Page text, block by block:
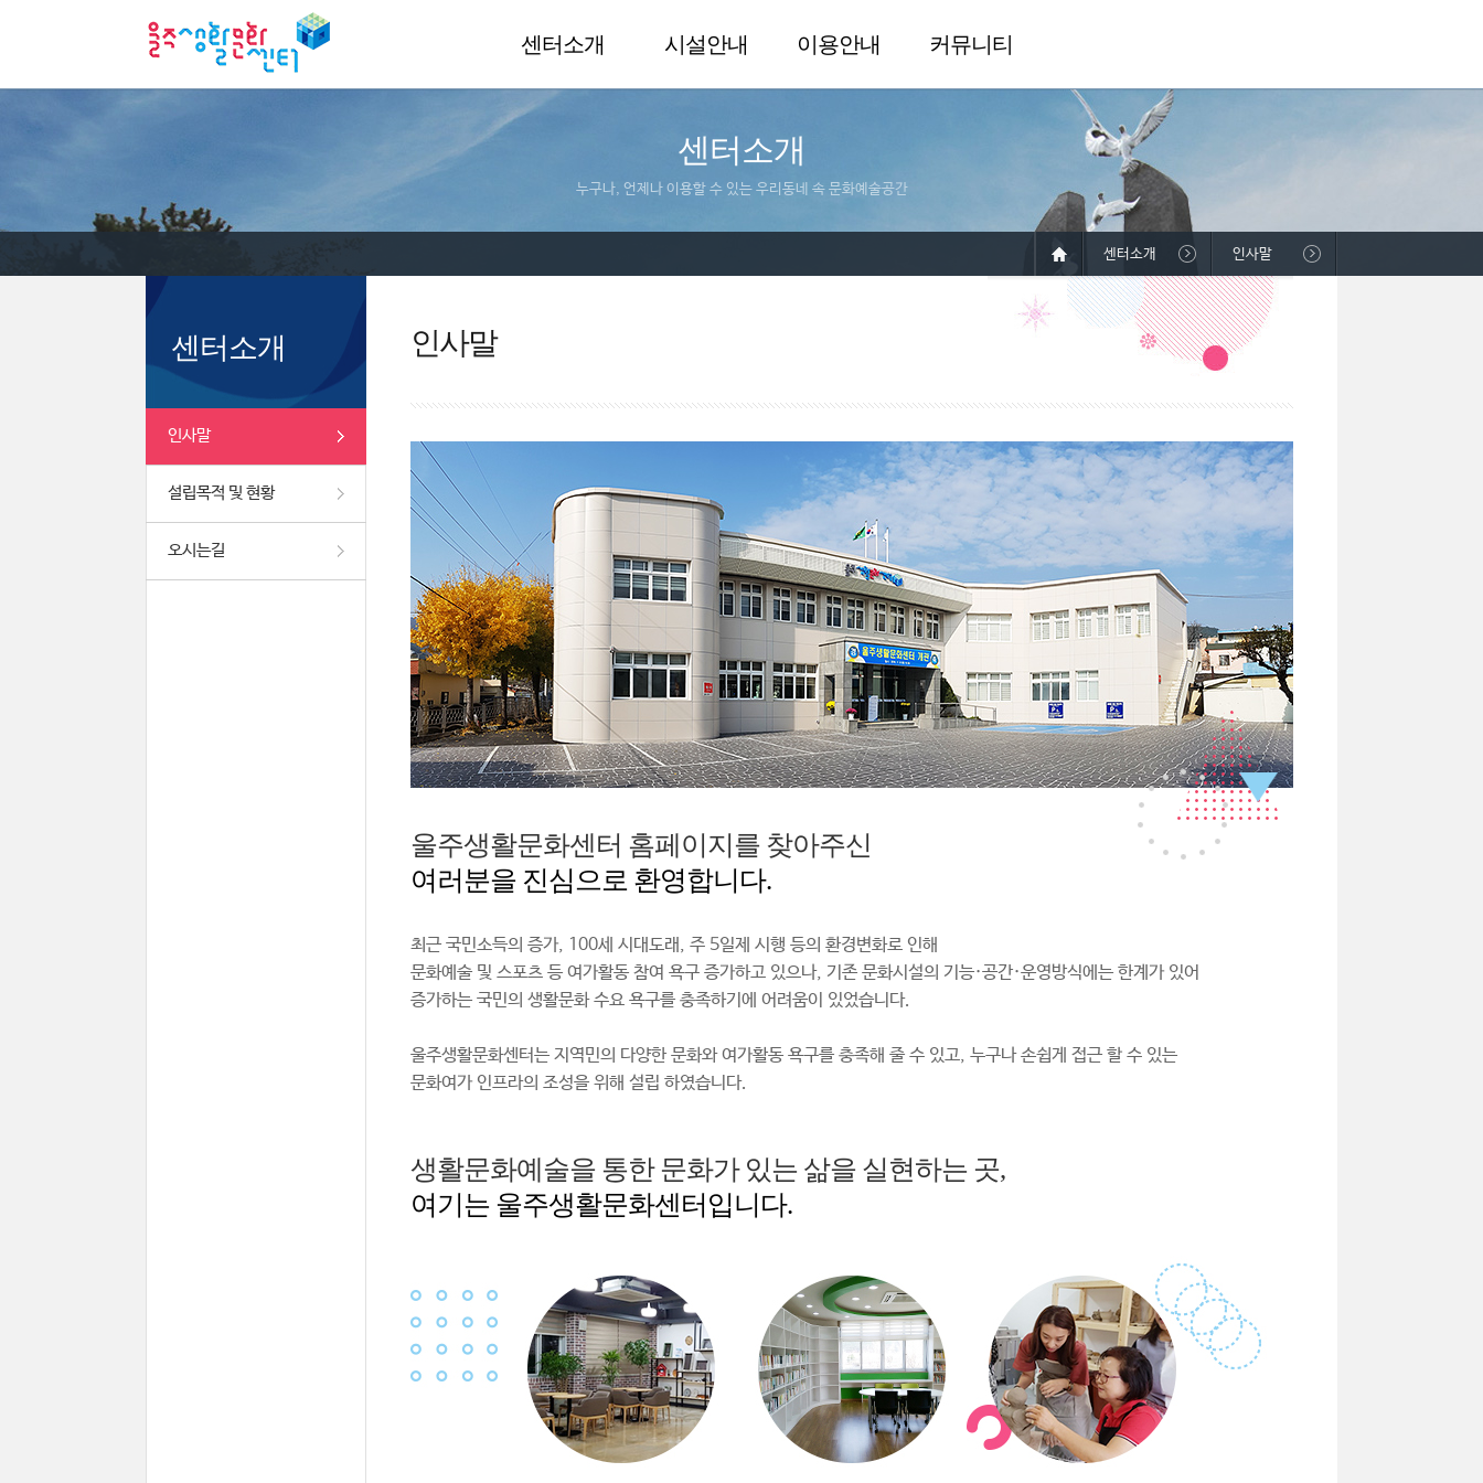
센터소개 시설안내 이용안내 커뮤니티
센터소개
누구나, 언제나 이용할 수 있는 우리동네 속 문화예술공간
센터소개
인사말
설립목적 및 현황
오시는길
센터소개 인사말
인사말
울주생활문화센터 홈페이지를 찾아주신
여러분을 진심으로 환영합니다.
최근 국민소득의 증가, 100세 시대도래, 주 5일제 시행 등의 환경변화로 인해
문화예술 및 스포츠 등 여가활동 참여 욕구 증가하고 있으나, 기존 문화시설의 기능·공간·운영방식에는 한계가 있어
증가하는 국민의 생활문화 수요 욕구를 충족하기에 어려움이 있었습니다.
울주생활문화센터는 지역민의 다양한 문화와 여가활동 욕구를 충족해 줄 수 있고, 누구나 손쉽게 접근 할 수 있는
문화여가 인프라의 조성을 위해 설립 하였습니다.
생활문화예술을 통한 문화가 있는 삶을 실현하는 곳,
여기는 울주생활문화센터입니다.